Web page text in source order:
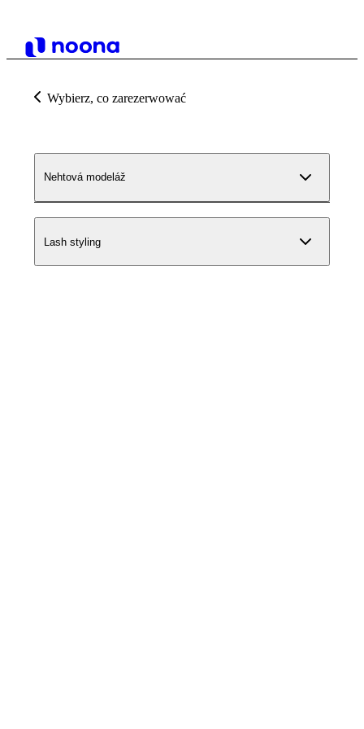
Wybierz, co zarezerwować
Nehtová modeláž
Lash styling